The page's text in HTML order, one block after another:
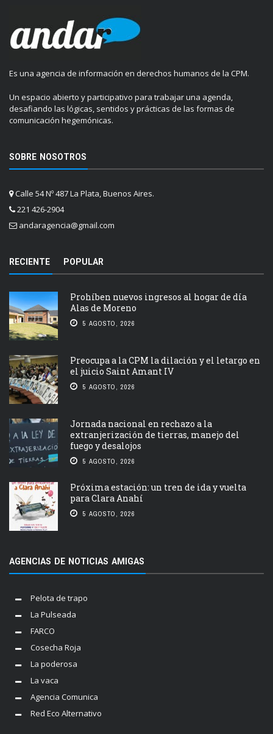
Es una agencia de información en derechos humanos de la CPM.
Un espacio abierto y participativo para trabajar una agenda,
desafiando las lógicas, sentidos y prácticas de las formas de
comunicación hegemónicas.
SOBRE NOSOTROS
Calle 54 Nº 487 La Plata, Buenos Aires.
221 426-2904
andaragencia@gmail.com
RECIENTE POPULAR
Prohíben nuevos ingresos al hogar de día
Alas de Moreno
5 AGOSTO, 2026
Preocupa a la CPM la dilación y el letargo en
el juicio Saint Amant IV
5 AGOSTO, 2026
Jornada nacional en rechazo a la
extranjerización de tierras, manejo del
fuego y desalojos
5 AGOSTO, 2026
Próxima estación: un tren de ida y vuelta
para Clara Anahí
5 AGOSTO, 2026
AGENCIAS DE NOTICIAS AMIGAS
Pelota de trapo
La Pulseada
FARCO
Cosecha Roja
La poderosa
La vaca
Agencia Comunica
Red Eco Alternativo